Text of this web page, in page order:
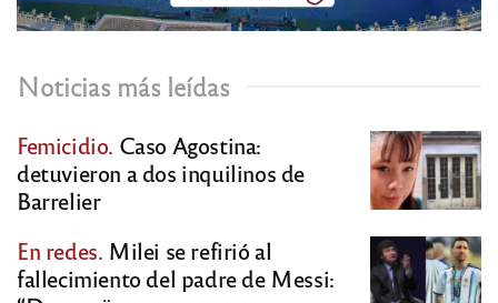
Noticias más leídas
Femicidio. Caso Agostina:
detuvieron a dos inquilinos de
Barrelier
En redes. Milei se refirió al
fallecimiento del padre de Messi: